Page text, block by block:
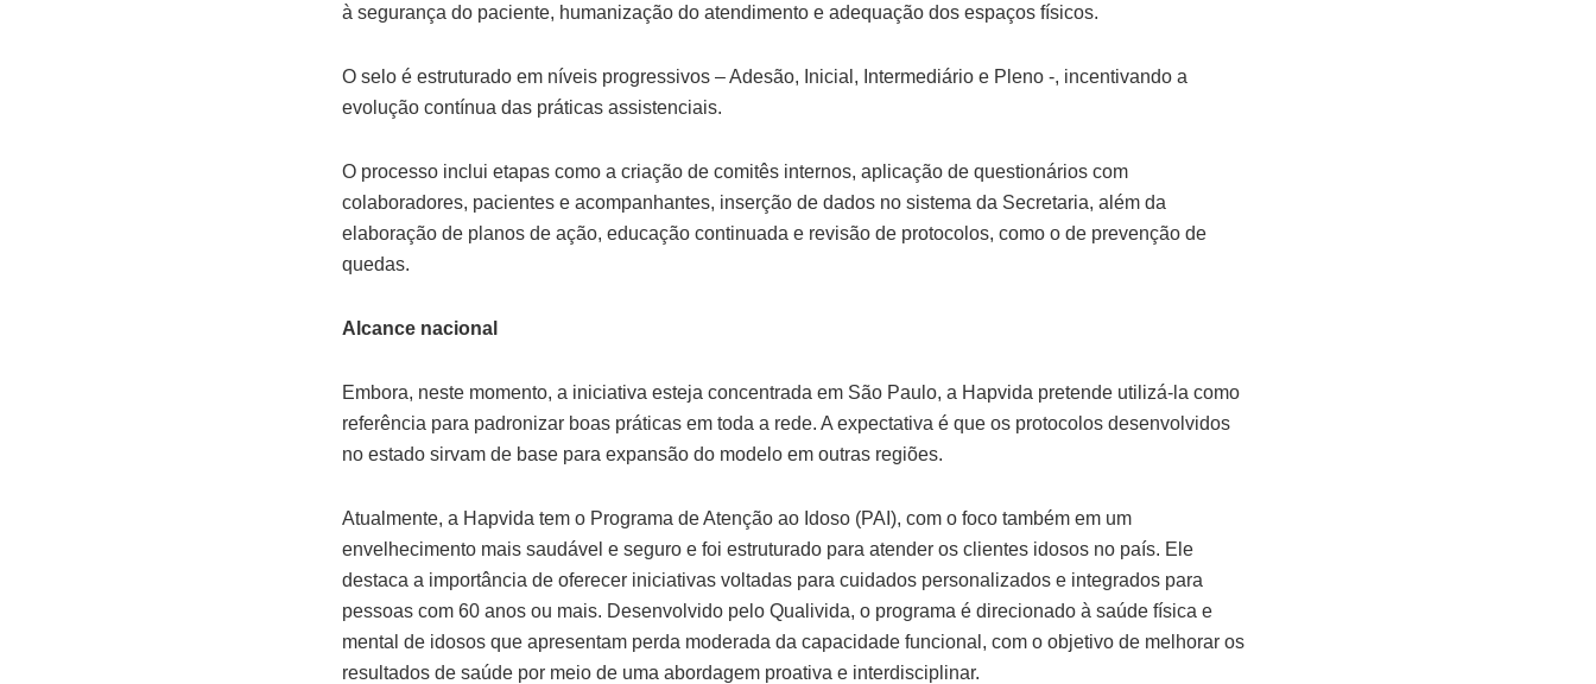
à segurança do paciente, humanização do atendimento e adequação dos espaços físicos.
O selo é estruturado em níveis progressivos – Adesão, Inicial, Intermediário e Pleno -, incentivando a
evolução contínua das práticas assistenciais.
O processo inclui etapas como a criação de comitês internos, aplicação de questionários com
colaboradores, pacientes e acompanhantes, inserção de dados no sistema da Secretaria, além da
elaboração de planos de ação, educação continuada e revisão de protocolos, como o de prevenção de
quedas.
Alcance nacional
Embora, neste momento, a iniciativa esteja concentrada em São Paulo, a Hapvida pretende utilizá-la como
referência para padronizar boas práticas em toda a rede. A expectativa é que os protocolos desenvolvidos
no estado sirvam de base para expansão do modelo em outras regiões.
Atualmente, a Hapvida tem o Programa de Atenção ao Idoso (PAI), com o foco também em um
envelhecimento mais saudável e seguro e foi estruturado para atender os clientes idosos no país. Ele
destaca a importância de oferecer iniciativas voltadas para cuidados personalizados e integrados para
pessoas com 60 anos ou mais. Desenvolvido pelo Qualivida, o programa é direcionado à saúde física e
mental de idosos que apresentam perda moderada da capacidade funcional, com o objetivo de melhorar os
resultados de saúde por meio de uma abordagem proativa e interdisciplinar.